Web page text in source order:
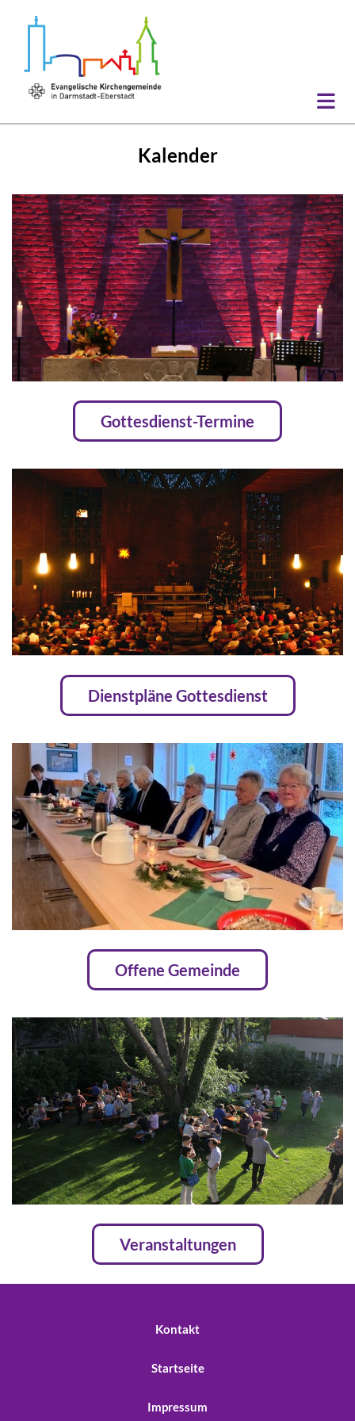
Kalender
Gottesdienst-Termine
Dienstpläne Gottesdienst
Offene Gemeinde
Veranstaltungen
Kontakt
Startseite
Impressum